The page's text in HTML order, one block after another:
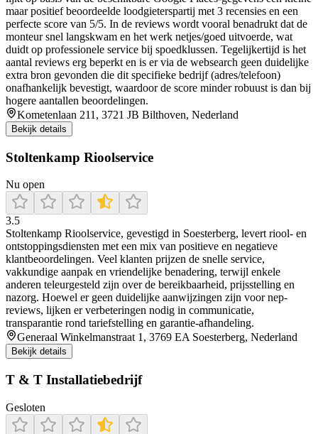
maar positief beoordeelde loodgieterspartij met 3 recensies en een
perfecte score van 5/5. In de reviews wordt vooral benadrukt dat de
monteur snel langskwam en het werk netjes/goed uitvoerde, wat
duidt op professionele service bij spoedklussen. Tegelijkertijd is het
aantal reviews erg beperkt en is er via de websearch geen duidelijke
extra bron gevonden die dit specifieke bedrijf (adres/telefoon)
onafhankelijk bevestigt, waardoor de score minder robuust is dan bij
hogere aantallen beoordelingen.
Kometenlaan 211, 3721 JB Bilthoven, Nederland
Bekijk details
Stoltenkamp Rioolservice
Nu open
3.5
Stoltenkamp Rioolservice, gevestigd in Soesterberg, levert riool- en
ontstoppingsdiensten met een mix van positieve en negatieve
klantbeoordelingen. Veel klanten prijzen de snelle service,
vakkundige aanpak en vriendelijke benadering, terwijl enkele
anderen teleurgesteld zijn over de bereikbaarheid, prijsstelling en
nazorg. Hoewel er geen duidelijke aanwijzingen zijn voor nep-
reviews, lijken er verbeteringen nodig in communicatie,
transparantie rond tariefstelling en garantie-afhandeling.
Generaal Winkelmanstraat 1, 3769 EA Soesterberg, Nederland
Bekijk details
T & T Installatiebedrijf
Gesloten